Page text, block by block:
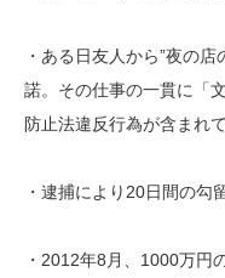
・ある日友人から”夜の
諾。その仕事の一貫に「
防止法違反行為が含まれて
・逮捕により20日間の勾
・2012年8月、1000万円